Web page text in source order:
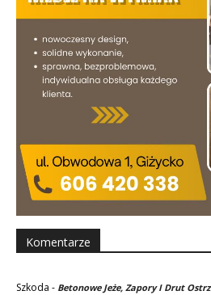
Komentarze
Szkoda - Betonowe Jeże, Zapory I Drut